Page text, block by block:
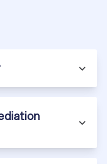
abzielt, trägt sie
den Parteien zu
wie in
In der
die starren Regeln
Sie können kreative
die ihren
entsprechen.